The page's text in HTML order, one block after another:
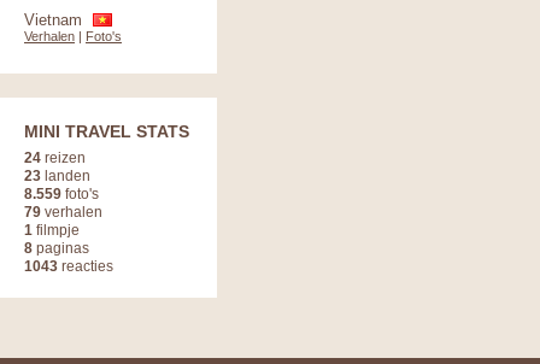
Vietnam
Verhalen | Foto's
MINI TRAVEL STATS
24 reizen
23 landen
8.559 foto's
79 verhalen
1 filmpje
8 paginas
1043 reacties